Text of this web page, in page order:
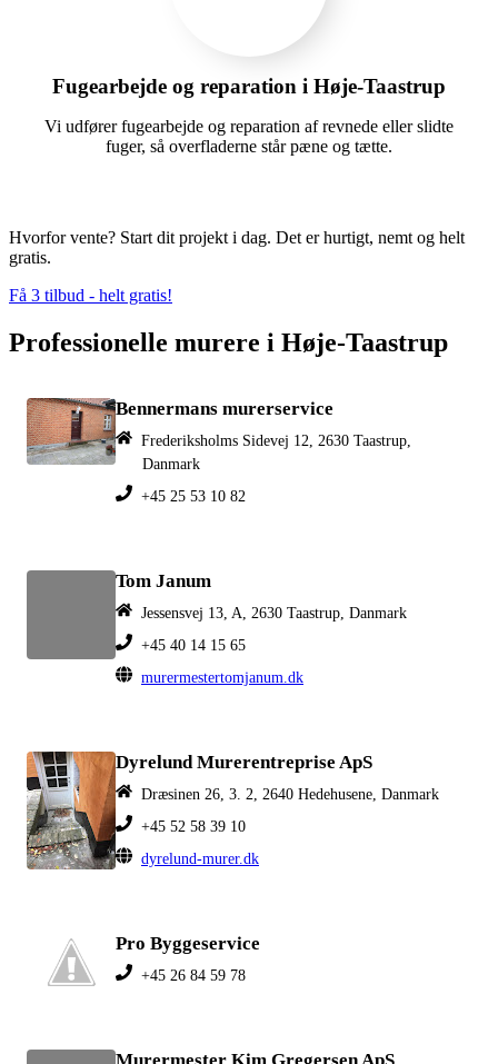
Fugearbejde og reparation i Høje-Taastrup
Vi udfører fugearbejde og reparation af revnede eller slidte
fuger, så overfladerne står pæne og tætte.
Hvorfor vente? Start dit projekt i dag. Det er hurtigt, nemt og helt
gratis.
Få 3 tilbud - helt gratis!
Professionelle murere i Høje-Taastrup
Bennermans murerservice
Frederiksholms Sidevej 12, 2630 Taastrup,
Danmark
+45 25 53 10 82
Tom Janum
Jessensvej 13, A, 2630 Taastrup, Danmark
+45 40 14 15 65
murermestertomjanum.dk
Dyrelund Murerentreprise ApS
Dræsinen 26, 3. 2, 2640 Hedehusene, Danmark
+45 52 58 39 10
dyrelund-murer.dk
Pro Byggeservice
+45 26 84 59 78